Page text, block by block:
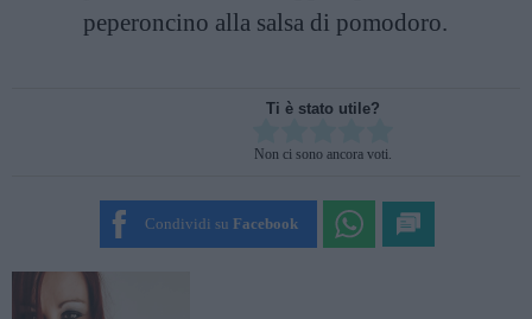
peperoncino alla salsa di pomodoro.
Ti è stato utile?
SUBMIT RATING
Non ci sono ancora voti.
Condividi su Facebook